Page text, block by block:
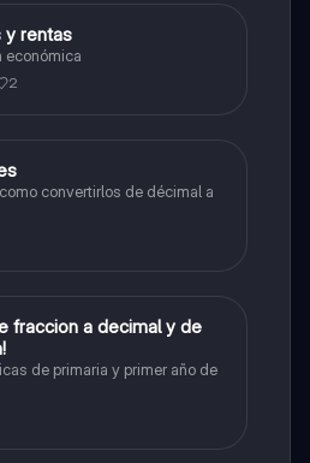
y rentas
económica
2
convertirlos de décimal a
fraccion a decimal y de
de primaria y primer año de